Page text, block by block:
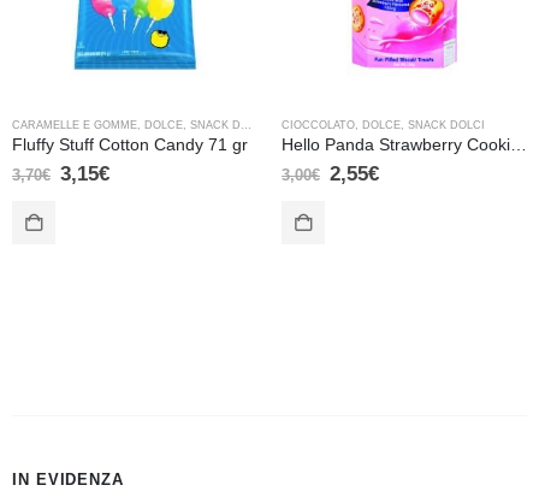
CARAMELLE E GOMME DOLCE SNACK DOLCI
Fluffy Stuff Cotton Candy 71 gr
3,70€ 3,15€
CIOCCOLATO DOLCE SNACK DOLCI
3,00€ 2,55€
IN EVIDENZA